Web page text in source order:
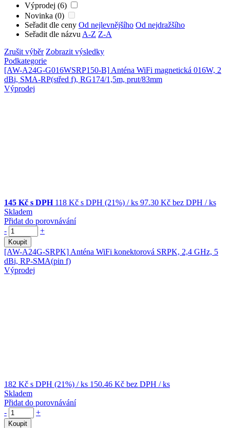
Výprodej (6)
Novinka (0)
Seřadit dle ceny Od nejlevnějšího Od nejdražšího
Seřadit dle názvu A-Z Z-A
Zrušit výběr Zobrazit výsledky
Podkategorie
[AW-A24G-G016WSRP150-B] Anténa WiFi magnetická 016W, 2
dBi, SMA-RP(střed f), RG174/1,5m, prut/83mm
Výprodej
145 Kč s DPH 118 Kč s DPH (21%) / ks 97.30 Kč bez DPH / ks
Skladem
Přidat do porovnávání
-
+
Koupit
[AW-A24G-SRPK] Anténa WiFi konektorová SRPK, 2,4 GHz, 5
dBi, RP-SMA(pin f)
Výprodej
182 Kč s DPH (21%) / ks 150.46 Kč bez DPH / ks
Skladem
Přidat do porovnávání
-
+
Koupit